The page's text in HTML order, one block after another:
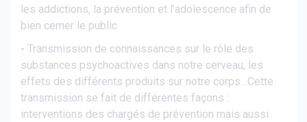
les addictions, la prévention et l’adolescence afin de
bien cerner le public
- Transmission de connaissances sur le rôle des
substances psychoactives dans notre cerveau, les
effets des différents produits sur notre corps…Cette
transmission se fait de différentes façons :
interventions des chargés de prévention mais aussi